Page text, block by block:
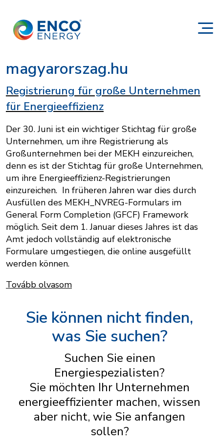
magyarorszag.hu
Registrierung für große Unternehmen
für Energieeffizienz
Der 30. Juni ist ein wichtiger Stichtag für große
Unternehmen, um ihre Registrierung als
Großunternehmen bei der MEKH einzureichen,
denn es ist der Stichtag für große Unternehmen,
um ihre Energieeffizienz-Registrierungen
einzureichen. In früheren Jahren war dies durch
Ausfüllen des MEKH_NVREG-Formulars im
General Form Completion (GFCF) Framework
möglich. Seit dem 1. Januar dieses Jahres ist das
Amt jedoch vollständig auf elektronische
Formulare umgestiegen, die online ausgefüllt
werden können.
Tovább olvasom
Sie können nicht finden,
was Sie suchen?
Suchen Sie einen
Energiespezialisten?
Sie möchten Ihr Unternehmen
energieeffizienter machen, wissen
aber nicht, wie Sie anfangen
sollen?